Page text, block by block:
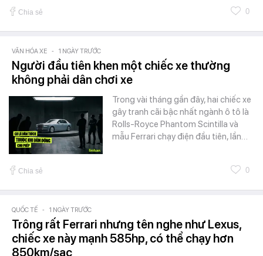
Chia sẻ 0
VĂN HÓA XE - 1 NGÀY TRƯỚC
Người đầu tiên khen một chiếc xe thường
không phải dân chơi xe
Trong vài tháng gần đây, hai chiếc xe
gây tranh cãi bậc nhất ngành ô tô là
Rolls-Royce Phantom Scintilla và
mẫu Ferrari chạy điện đầu tiên, lần…
Chia sẻ 0
QUỐC TẾ - 1 NGÀY TRƯỚC
Trông rất Ferrari nhưng tên nghe như Lexus,
chiếc xe này mạnh 585hp, có thể chạy hơn
850km/sạc